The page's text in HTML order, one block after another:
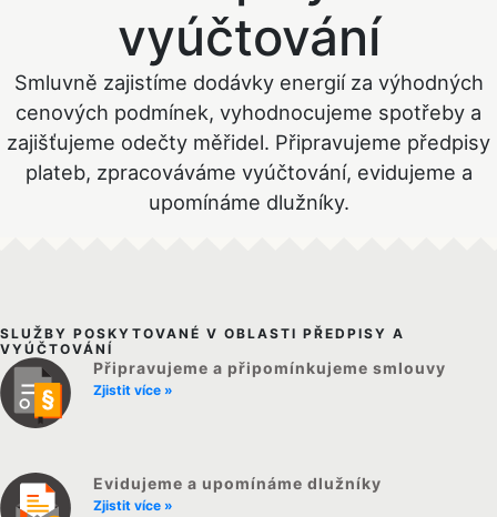
vyúčtování
Smluvně zajistíme dodávky energií za výhodných
cenových podmínek, vyhodnocujeme spotřeby a
zajišťujeme odečty měřidel. Připravujeme předpisy
plateb, zpracováváme vyúčtování, evidujeme a
upomínáme dlužníky.
SLUŽBY POSKYTOVANÉ V OBLASTI PŘEDPISY A
VYÚČTOVÁNÍ
Připravujeme a připomínkujeme smlouvy
Zjistit více »
Evidujeme a upomínáme dlužníky
Zjistit více »